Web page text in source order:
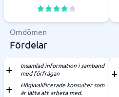
Omdömen
Fördelar
Insamlad information i samband
med förfrågan
Högkvalificerade konsulter som
är lätta att arbeta med.